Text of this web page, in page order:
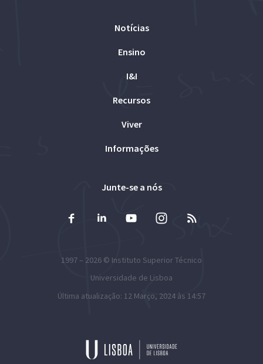
Notícias
Ensino
I&I
Recursos
Viver
Informações
Junte-se a nós
1997 – 2026 © Instituto Superior Técnico
Universidade de Lisboa
Última atualização: 12 Março, 2024 às 14:57